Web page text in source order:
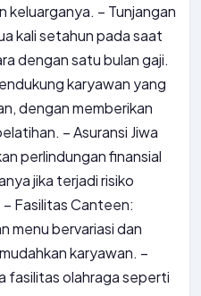
keluarganya. – Tunjangan
kali setahun pada saat
dengan satu bulan gaji.
karyawan yang
dengan memberikan
– Asuransi Jiwa
perlindungan finansial
jika terjadi risiko
Fasilitas Canteen:
menu bervariasi dan
karyawan. –
fasilitas olahraga seperti